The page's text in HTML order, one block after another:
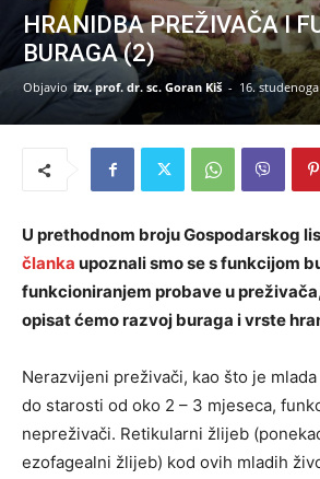
HRANIDBA PREŽIVAČA I
BURAGA (2)
Objavio izv. prof. dr. sc. Goran Kiš - 16.
U prethodnom broju Gospodarskog
članka upoznali smo se s funkcijom
funkcioniranjem probave u
opisat ćemo razvoj buraga i vrste
Nerazvijeni preživači, kao što je
do starosti od oko 2 – 3 mjeseca,
nepreživači. Retikularni žlijeb
ezofagealni žlijeb) kod ovih mladih